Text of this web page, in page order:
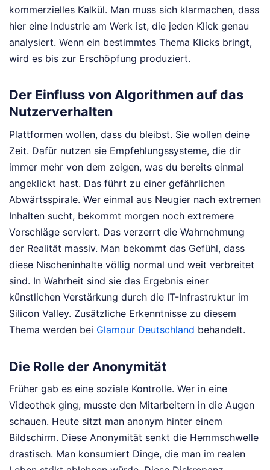
kommerzielles Kalkül. Man muss sich klarmachen, dass
hier eine Industrie am Werk ist, die jeden Klick genau
analysiert. Wenn ein bestimmtes Thema Klicks bringt,
wird es bis zur Erschöpfung produziert.
Der Einfluss von Algorithmen auf das
Nutzerverhalten
Plattformen wollen, dass du bleibst. Sie wollen deine
Zeit. Dafür nutzen sie Empfehlungssysteme, die dir
immer mehr von dem zeigen, was du bereits einmal
angeklickt hast. Das führt zu einer gefährlichen
Abwärtsspirale. Wer einmal aus Neugier nach extremen
Inhalten sucht, bekommt morgen noch extremere
Vorschläge serviert. Das verzerrt die Wahrnehmung
der Realität massiv. Man bekommt das Gefühl, dass
diese Nischeninhalte völlig normal und weit verbreitet
sind. In Wahrheit sind sie das Ergebnis einer
künstlichen Verstärkung durch die IT-Infrastruktur im
Silicon Valley. Zusätzliche Erkenntnisse zu diesem
Thema werden bei Glamour Deutschland behandelt.
Die Rolle der Anonymität
Früher gab es eine soziale Kontrolle. Wer in eine
Videothek ging, musste den Mitarbeitern in die Augen
schauen. Heute sitzt man anonym hinter einem
Bildschirm. Diese Anonymität senkt die Hemmschwelle
drastisch. Man konsumiert Dinge, die man im realen